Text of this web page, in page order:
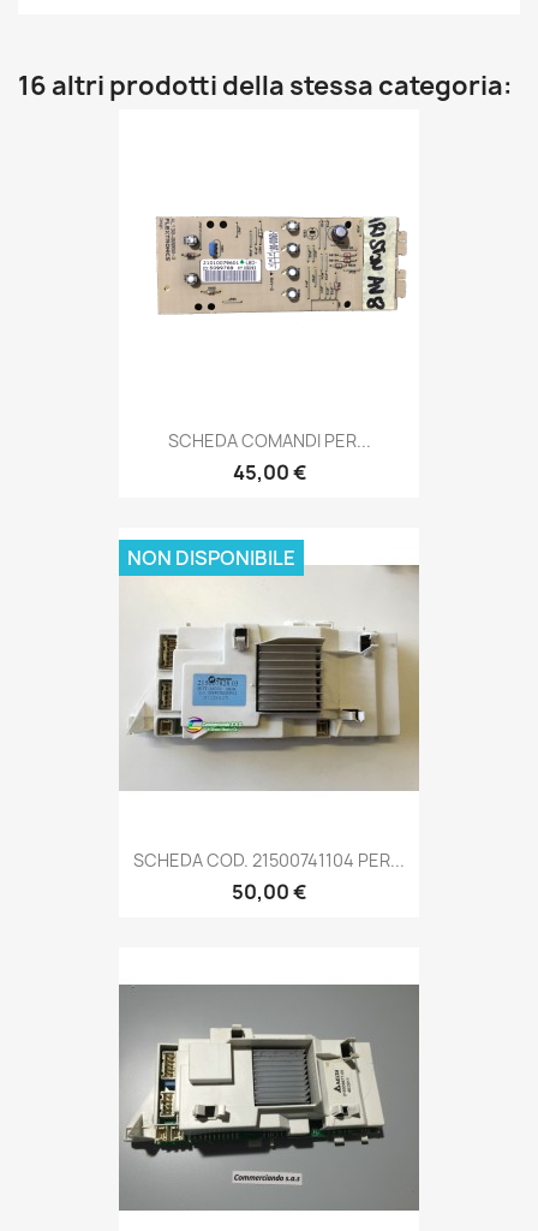
16 altri prodotti della stessa categoria:
SCHEDA COMANDI PER...
45,00 €
SCHEDA COD. 21500741104 PER...
50,00 €
NON DISPONIBILE